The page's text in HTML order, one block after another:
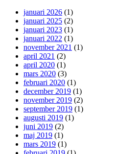
januari 2026 (1)
januari 2025 (2)
januari 2023 (1)
januari 2022 (1)
november 2021 (1)
april 2021 (2)
april 2020 (1)
mars 2020 (3)
februari 2020 (1)
december 2019 (1)
november 2019 (2)
september 2019 (1)
augusti 2019 (1)
juni 2019 (2)
maj 2019 (1)
mars 2019 (1)